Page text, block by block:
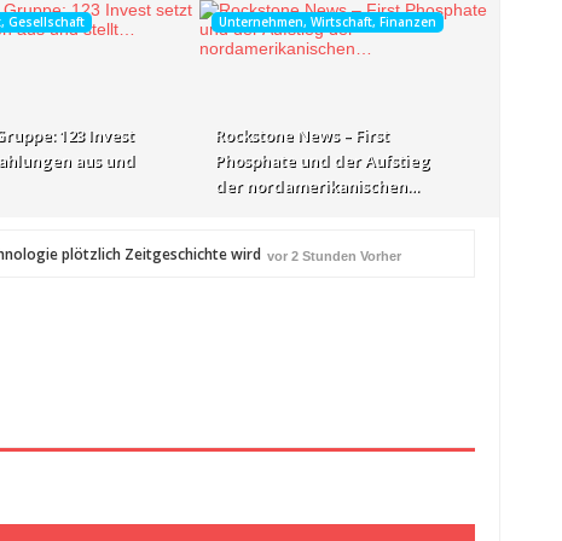
Gesellschaft
123 Invest
aus und
Unternehmen, Wirtschaft, Finanzen
Rockstone News – First
Phosphate und der Aufstieg
der nordamerikanischen…
plötzlich Zeitgeschichte wird vor 2 Stunden Vorher